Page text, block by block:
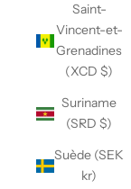
Saint-
Vincent-et-
Grenadines
(XCD $)
Suriname
(SRD $)
Suède (SEK
kr)